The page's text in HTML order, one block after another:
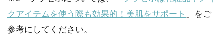
クアイテムを使う際も効果的！美肌をサポート 」をご
参考にしてください。